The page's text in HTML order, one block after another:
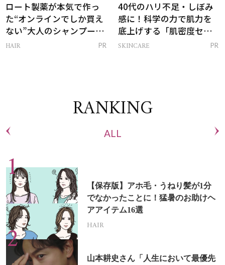
ロート製薬が本気で作っ
た“オンラインでしか買え
ない”大人のシャンプー＆
トリートメントって？
HAIR PR
40代のハリ不足・しぼみ
感に！科学の力で肌力を
底上げする「肌密度セラ
ム」
SKINCARE PR
RANKING
ALL
【保存版】アホ毛・うねり髪が1分
でなかったことに！猛暑のお助けヘ
アアイテム16選
HAIR
山本耕史さん「人生において最優先